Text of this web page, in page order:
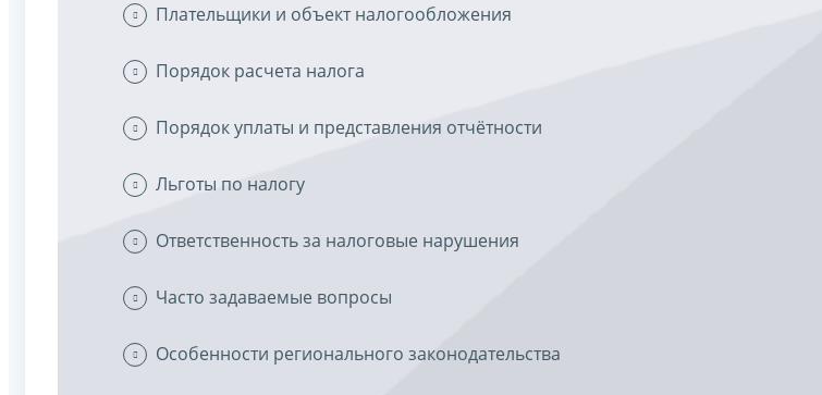
Плательщики и объект налогообложения
Порядок расчета налога
Порядок уплаты и представления отчётности
Льготы по налогу
Ответственность за налоговые нарушения
Часто задаваемые вопросы
Особенности регионального законодательства